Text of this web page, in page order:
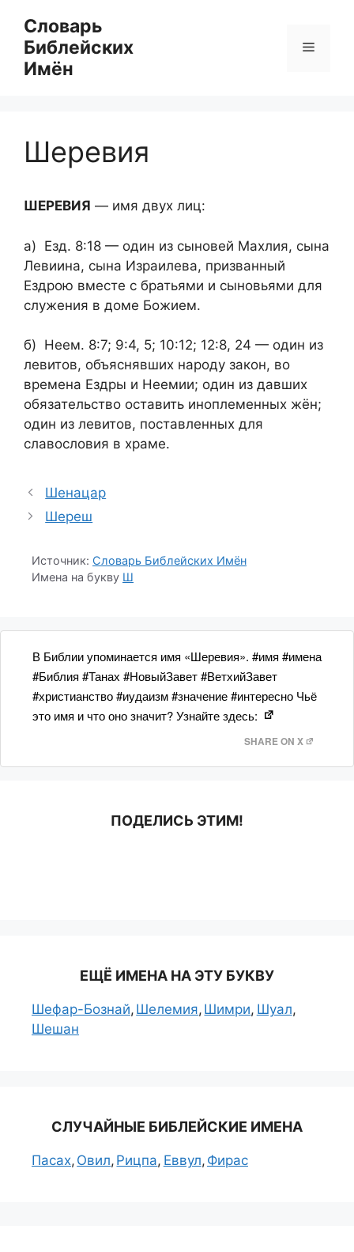
содержимому
Словарь
Библейских
Имён
Меню
Шеревия
ШЕРЕВИЯ — имя двух лиц:
а) Езд. 8:18 — один из сыновей Махлия, сына
Левиина, сына Израилева, призванный
Ездрою вместе с братьями и сыновьями для
служения в доме Божием.
б) Неем. 8:7; 9:4, 5; 10:12; 12:8, 24 — один из
левитов, объяснявших народу закон, во
времена Ездры и Неемии; один из давших
обязательство оставить иноплеменных жён;
один из левитов, поставленных для
славословия в храме.
Шенацар
Шереш
Источник: Словарь Библейских Имён
Имена на букву Ш
В Библии упоминается имя «Шеревия». #имя #имена
#Библия #Танах #НовыйЗавет #ВетхийЗавет
#христианство #иудаизм #значение #интересно Чьё
это имя и что оно значит? Узнайте здесь:
SHARE ON X
ПОДЕЛИСЬ ЭТИМ!
ЕЩЁ ИМЕНА НА ЭТУ БУКВУ
Шефар-Бознай Шелемия Шимри Шуал
Шешан
СЛУЧАЙНЫЕ БИБЛЕЙСКИЕ ИМЕНА
Пасах Овил Рицпа Еввул Фирас